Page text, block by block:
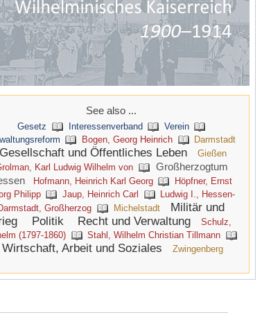
See also ...
Gesetz Interessenverband
Verein
Bogen, Georg Heinrich Darmstadt
Gesellschaft und Öffentliches Leben
Gießen
Karl Ludwig Wilhelm von
Großherzogtum
Hofmann, Heinrich Karl Georg
Höpfner, Ernst
Philipp
Jaup, Heinrich Carl
Ludwig I., Hessen-
Großherzog
Michelstadt
Militär und
Politik Recht und Verwaltung
Schulz,
(1797-1860)
Stahl, Wilhelm Christian Tillmann
Wirtschaft, Arbeit und Soziales Zwingenberg